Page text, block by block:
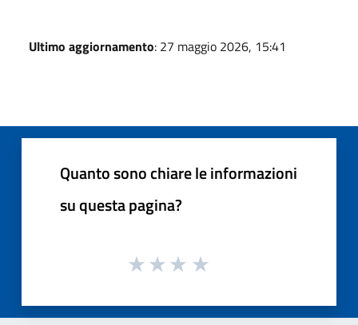
Ultimo aggiornamento: 27 maggio 2026, 15:41
Quanto sono chiare le informazioni
su questa pagina?